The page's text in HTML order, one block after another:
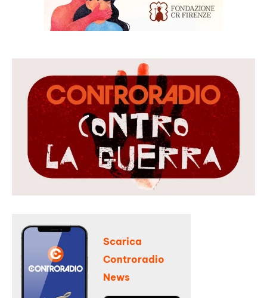
Scarica
Controradio
News